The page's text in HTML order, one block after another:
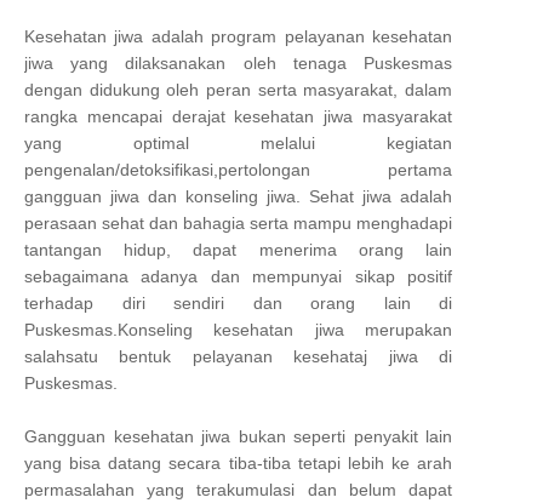
Kesehatan jiwa adalah program pelayanan kesehatan
jiwa yang dilaksanakan oleh tenaga Puskesmas
dengan didukung oleh peran serta masyarakat, dalam
rangka mencapai derajat kesehatan jiwa masyarakat
yang optimal melalui kegiatan
pengenalan/detoksifikasi,pertolongan pertama
gangguan jiwa dan konseling jiwa. Sehat jiwa adalah
perasaan sehat dan bahagia serta mampu menghadapi
tantangan hidup, dapat menerima orang lain
sebagaimana adanya dan mempunyai sikap positif
terhadap diri sendiri dan orang lain di
Puskesmas.Konseling kesehatan jiwa merupakan
salahsatu bentuk pelayanan kesehataj jiwa di
Puskesmas.
Gangguan kesehatan jiwa bukan seperti penyakit lain
yang bisa datang secara tiba-tiba tetapi lebih ke arah
permasalahan yang terakumulasi dan belum dapat